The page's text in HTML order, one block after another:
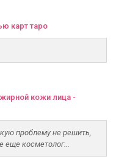
карт таро
кожи лица -
проблему не решить,
еще косметолог...